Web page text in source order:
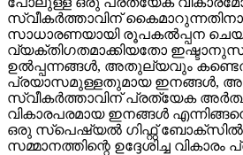
സ്വീകർത്താവിന്
സാധാരണയായി രൂപകൽപ്പന
വ്യക്തിഗതമാക്കിയതോ
ഉൽപ്പന്നങ്ങൾ, അതുല്യവും
പ്രയാസമുള്ളതുമായ ഇനങ്ങൾ,
സ്വീകർത്താവിന് പ്രത്യേക
വികാരപരമായ ഇനങ്ങൾ
ഒരു സ്പെഷ്യൽ ഗിഫ്റ്റ് ബോക്സിൽ
സമ്മാനത്തിന്റെ ഉദ്ദേശിച്ച വികാരം